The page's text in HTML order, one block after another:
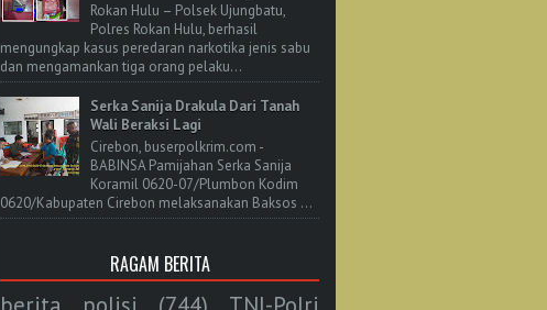
Rokan Hulu – Polsek Ujungbatu,
Polres Rokan Hulu, berhasil
mengungkap kasus peredaran narkotika jenis sabu
dan mengamankan tiga orang pelaku...
Serka Sanija Drakula Dari Tanah
Wali Beraksi Lagi
Cirebon, buserpolkrim.com -
BABINSA Pamijahan Serka Sanija
Koramil 0620-07/Plumbon Kodim
0620/Kabupaten Cirebon melaksanakan Baksos ...
RAGAM BERITA